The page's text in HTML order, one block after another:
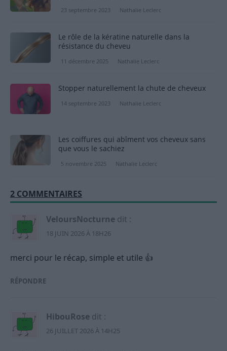
23 septembre 2023 Nathalie Leclerc
Le rôle de la kératine naturelle dans la
résistance du cheveu
11 décembre 2025 Nathalie Leclerc
Stopper naturellement la chute de cheveux
14 septembre 2023 Nathalie Leclerc
Les coiffures qui abîment vos cheveux sans
que vous le sachiez
5 novembre 2025 Nathalie Leclerc
2 COMMENTAIRES
VeloursNocturne dit :
18 JUIN 2026 À 18H26
merci pour le récap, simple et utile 👍
RÉPONDRE
HibouRose dit :
26 JUILLET 2026 À 14H25